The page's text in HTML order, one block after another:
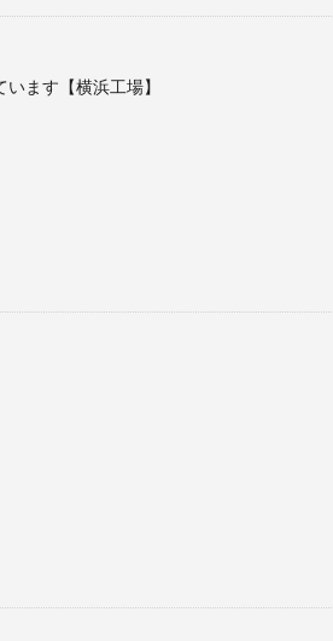
ます【横浜工場】